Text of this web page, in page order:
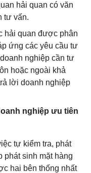
hải quan có văn
tư vấn.
hải quan được phân
ứng các yêu cầu tư
nghiệp cần tư
hoặc ngoài khả
lời doanh nghiệp
nghiệp ưu tiên
tự kiểm tra, phát
phát sinh mặt hàng
hai bên thống nhất